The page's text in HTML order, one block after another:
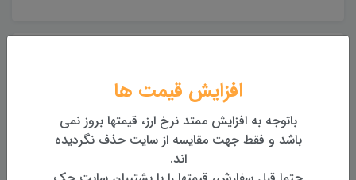
تحویل یک تا دو روزه درب محل
بهترین قیمت
بهترین قیمت روز تجهیزات
افزایش قیمت ها
باتوجه به افزایش ممتد نرخ ارز، قیمتها بروز نمی
باشد و فقط جهت مقایسه از سایت حذف نگردیده
اند.